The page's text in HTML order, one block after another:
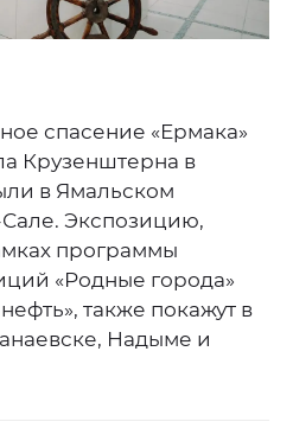
спасение «Ермака»
Крузенштерна в
в Ямальском
Экспозицию,
программы
«Родные города»
также покажут в
Надыме и